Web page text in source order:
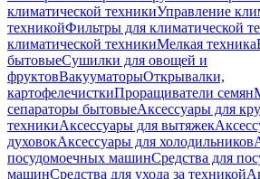
климатической техникиУправление
техникойФильтры для климатической
климатической техникиМелкая техника
бытовыеСушилки для овощей и
фруктовВакууматорыОткрывалки,
картофелечисткиПроращиватели семян
сепараторы бытовыеАксессуары для
техникиАксессуары для вытяжек
духовокАксессуары для холодильников
посудомоечных машинСредства для
машинСредства для ухода за техникой